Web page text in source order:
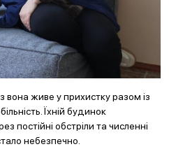
вона живе у прихистку разом із
Їхній будинок
постійні обстріли та численні
небезпечно.